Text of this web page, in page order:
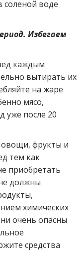
соленой воде
Избегаем
каждым
вытирать их
на жаре
мясо,
уже после 20
овощи, фрукты и
тем как
приобретать
должны
химических
очень опасны
средства